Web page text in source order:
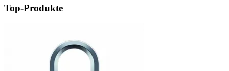
Top-Produkte